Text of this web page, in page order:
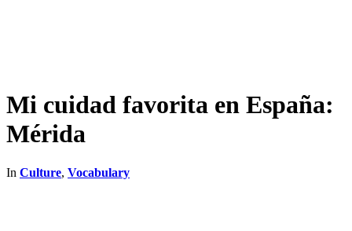
Mi cuidad favorita en España:
Mérida
In Culture, Vocabulary